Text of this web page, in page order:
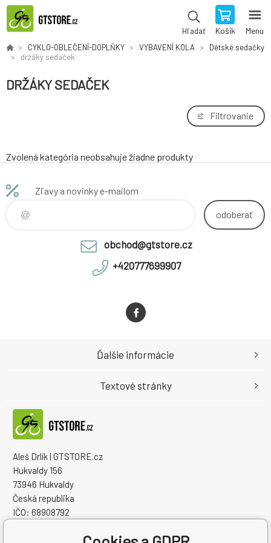
Hľadať Košík Menu
CYKLO-OBLEČENÍ-DOPLŇKY VYBAVENÍ KOLA
Dětské sedačky
držáky sedaček
DRŽÁKY SEDAČEK
Filtrovanie
Zvolená kategória neobsahuje žiadne produkty
Zľavy a novinky e-mailom
odoberať
obchod@gtstore.cz
+420777699907
Aleš Drlík | GTSTORE.cz
Hukvaldy 156
73946 Hukvaldy
Česká republika
IČO: 68908792
Ďalšie informácie
Textové stránky